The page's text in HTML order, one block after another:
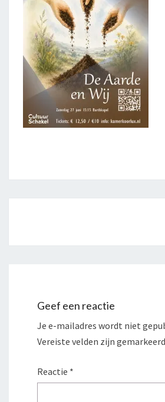
Geef een reactie
Je e-mailadres wordt niet
Vereiste velden zijn
Reactie *